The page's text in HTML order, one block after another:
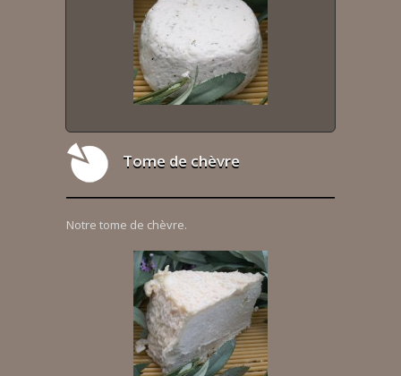
Tome de chèvre
Notre tome de chèvre.